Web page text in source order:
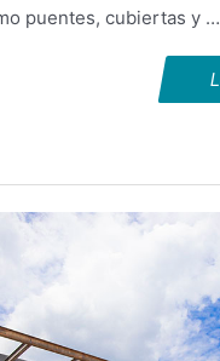
puentes, cubiertas y …